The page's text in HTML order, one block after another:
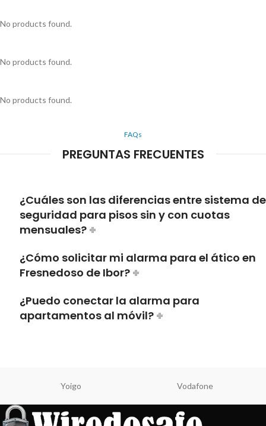
No products found.
No products found.
No products found.
FAQs
PREGUNTAS FRECUENTES
¿Cuáles son las diferencias entre sistema de
seguridad para pisos sin y con cuotas
mensuales?
¿Cómo solicitar mi alarma para el ático en
Fresnedoso de Ibor?
¿Puedo conectar la alarma para
apartamentos al móvil?
Yoigo Vodafone